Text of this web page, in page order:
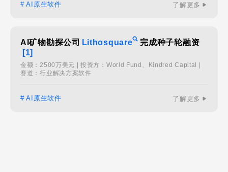
# AI原生软件 了解更多
AI矿物勘探公司 Lithosquare
完成种子轮融资
[1]
金额：2500万美元 | 投资方：World Fund、Kindred Capital |
赛道：行业解决方案软件
# AI原生软件 了解更多